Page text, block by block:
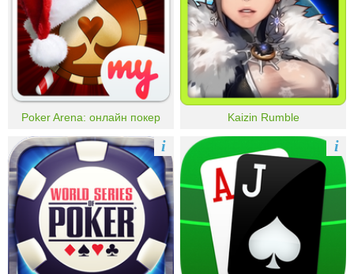
Poker Arena: онлайн покер Kaizin Rumble
i i